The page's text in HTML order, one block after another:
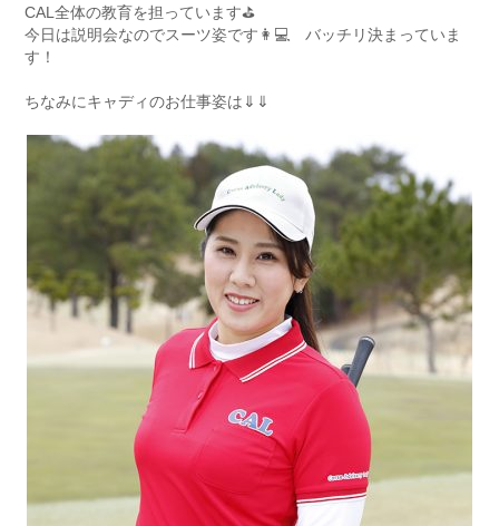
CAL全体の教育を担っています⛳
今日は説明会なのでスーツ姿です👩💻 バッチリ決まっていま
す！
ちなみにキャディのお仕事姿は⇓⇓